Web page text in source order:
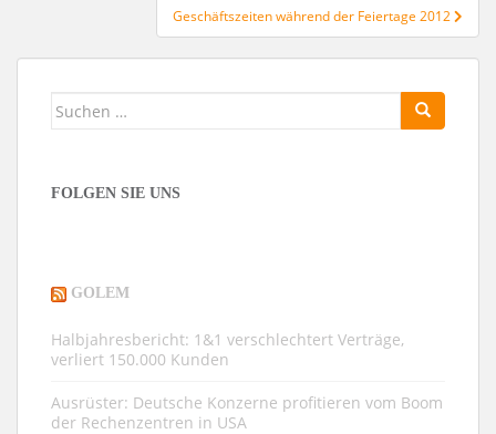
Geschäftszeiten während der Feiertage 2012
Suchen
FOLGEN SIE UNS
GOLEM
Halbjahresbericht: 1&1 verschlechtert Verträge,
verliert 150.000 Kunden
Ausrüster: Deutsche Konzerne profitieren vom Boom
der Rechenzentren in USA